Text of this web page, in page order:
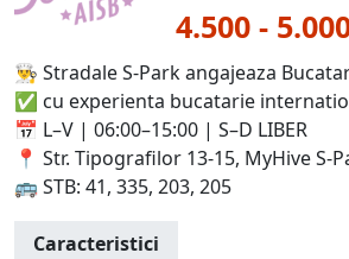
4.500 -
👨‍🍳 Stradale S-Park angajeaza
✅ cu experienta bucatarie
📅 L–V | 06:00–15:00 | S–D LIBER
📍 Str. Tipografilor 13-15, MyHive S-
🚌 STB: 41, 335, 203, 205
Caracteristici